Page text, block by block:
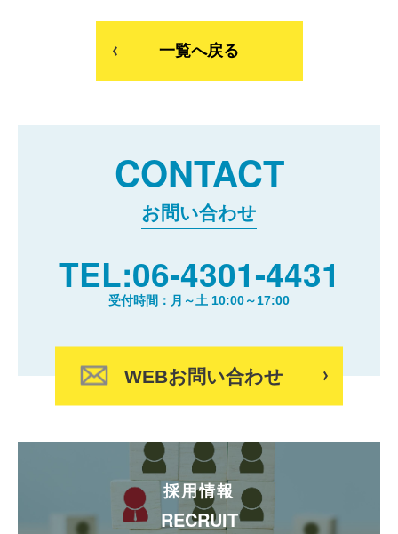
一覧へ戻る
CONTACT
お問い合わせ
TEL:06-4301-4431
受付時間：月～土 10:00～17:00
WEBお問い合わせ
採用情報
RECRUIT